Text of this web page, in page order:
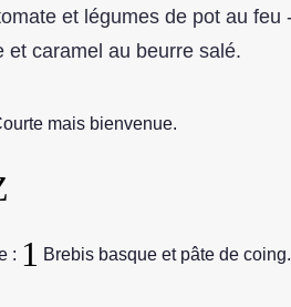
et légumes de pot au feu
et caramel au beurre salé.
mais bienvenue.
: Brebis basque et pâte de coing.